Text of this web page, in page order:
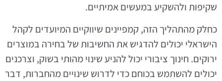
שקיפות ולהשקיע במעשים אמיתיים.
כחלק מהתהליך הזה, קמפיינים שיווקיים המיועדים לקהל
הישראלי יכולים להדגיש את החשיבות של בחירה במוצרים
ירוקים. חינוך ציבורי יכול להניע שינוי מהותי בשוק, וצרכנים
יכולים להשתמש בכוחם כדי לדרוש שינויים מהחברות, דבר